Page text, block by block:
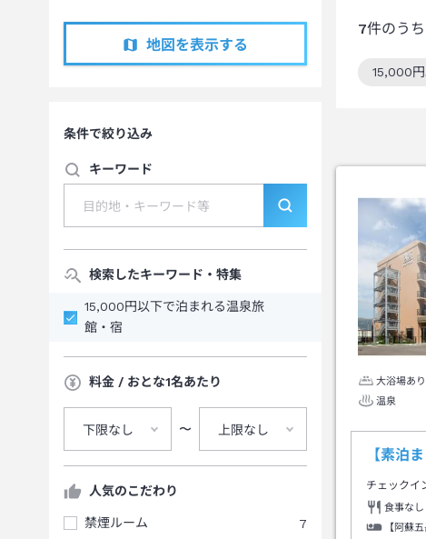
地図を表示する
条件で絞り込み
キーワード
検索したキーワード・特集
15,000円以下で泊まれる温泉旅
館・宿
料金 / おとな1名あたり
下限なし 〜 上限なし
人気のこだわり
禁煙ルーム
7
7件のうち
15,000
この絞
大浴場あり
温泉
【素泊
チェックイ
食事なし
【阿蘇